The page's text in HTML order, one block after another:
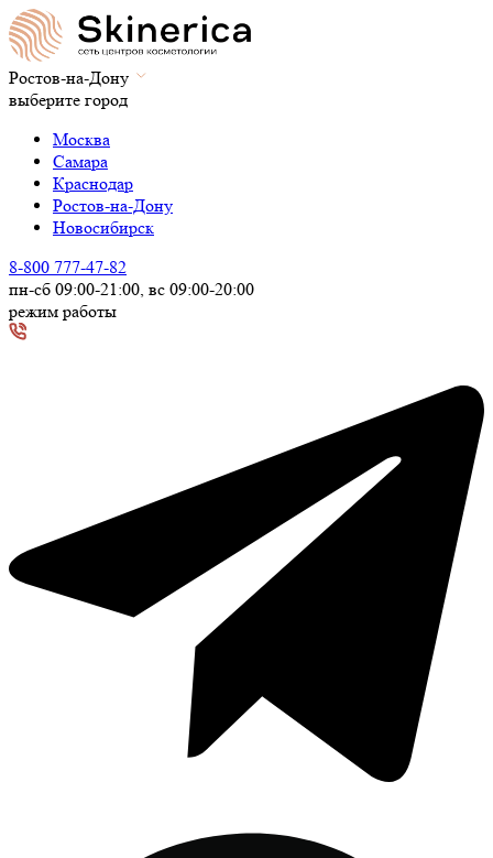
Ростов-на-Дону
выберите город
Москва
Самара
Краснодар
Ростов-на-Дону
Новосибирск
8-800 777-47-82
пн-сб 09:00-21:00, вс 09:00-20:00
режим работы